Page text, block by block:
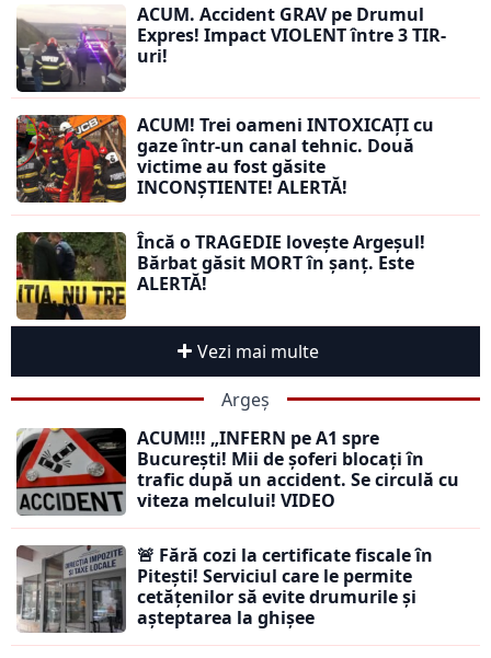
ACUM. Accident GRAV pe Drumul
Expres! Impact VIOLENT între 3 TIR-
uri!
ACUM! Trei oameni INTOXICAȚI cu
gaze într-un canal tehnic. Două
victime au fost găsite
INCONȘTIENTE! ALERTĂ!
Încă o TRAGEDIE lovește Argeșul!
Bărbat găsit MORT în șanț. Este
ALERTĂ!
Vezi mai multe
Argeș
ACUM!!! „INFERN pe A1 spre
București! Mii de șoferi blocați în
trafic după un accident. Se circulă cu
viteza melcului! VIDEO
🚨 Fără cozi la certificate fiscale în
Pitești! Serviciul care le permite
cetățenilor să evite drumurile și
așteptarea la ghișee